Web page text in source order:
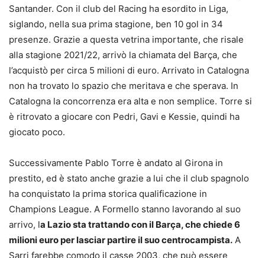
Santander. Con il club del Racing ha esordito in Liga,
siglando, nella sua prima stagione, ben 10 gol in 34
presenze. Grazie a questa vetrina importante, che risale
alla stagione 2021/22, arrivò la chiamata del Barça, che
l’acquistò per circa 5 milioni di euro. Arrivato in Catalogna
non ha trovato lo spazio che meritava e che sperava. In
Catalogna la concorrenza era alta e non semplice. Torre si
è ritrovato a giocare con Pedri, Gavi e Kessie, quindi ha
giocato poco.
Successivamente Pablo Torre è andato al Girona in
prestito, ed è stato anche grazie a lui che il club spagnolo
ha conquistato la prima storica qualificazione in
Champions League. A Formello stanno lavorando al suo
arrivo, la Lazio sta trattando con il Barça, che chiede 6
milioni euro per lasciar partire il suo centrocampista. A
Sarri farebbe comodo il casse 2003, che può essere